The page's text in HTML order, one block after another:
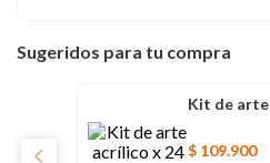
Sugeridos para tu compra
Kit de arte
$ 109.900